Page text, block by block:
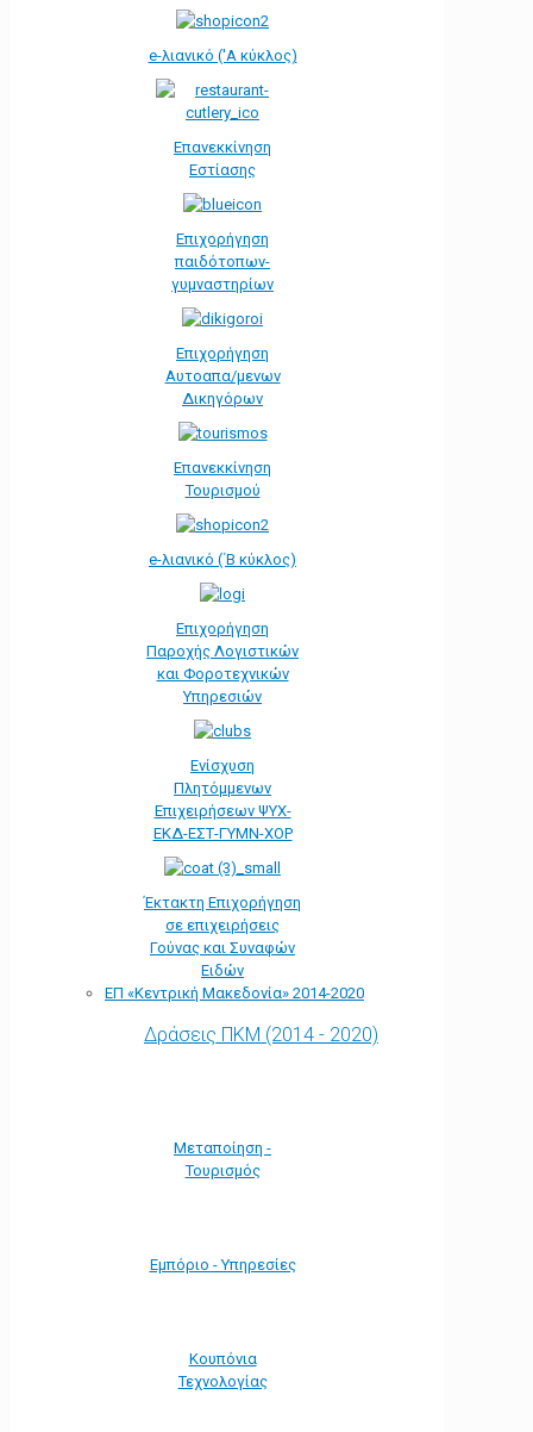
e-λιανικό ('Α κύκλος)
Επανεκκίνηση
Εστίασης
Επιχορήγηση
παιδότοπων-
γυμναστηρίων
Επιχορήγηση
Αυτοαπα/μενων
Δικηγόρων
Επανεκκίνηση
Τουρισμού
e-λιανικό (΄Β κύκλος)
Επιχορήγηση
Παροχής Λογιστικών
και Φοροτεχνικών
Υπηρεσιών
Ενίσχυση
Πλητόμμενων
Επιχειρήσεων ΨΥΧ-
ΕΚΔ-ΕΣΤ-ΓΥΜΝ-ΧΟΡ
Έκτακτη Επιχορήγηση
σε επιχειρήσεις
Γούνας και Συναφών
Ειδών
ΕΠ «Kεντρική Μακεδονία» 2014-2020
Δράσεις ΠΚΜ (2014 - 2020)
Μεταποίηση -
Τουρισμός
Εμπόριο - Υπηρεσίες
Κουπόνια
Τεχνολογίας